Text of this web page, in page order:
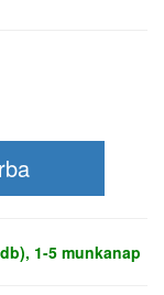
1-5 munkanap